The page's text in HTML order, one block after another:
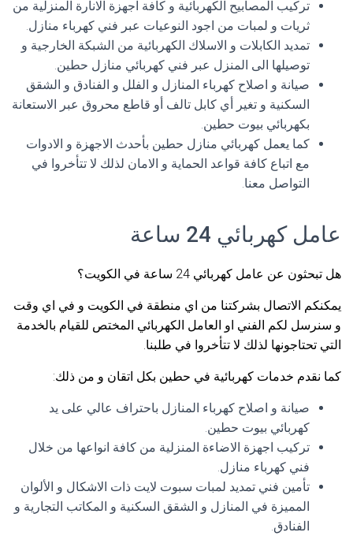
تركيب المصابيح الكهربائية و كافة اجهزة الانارة المنزلية من
ثريات و لمبات من اجود النوعيات عبر فني كهرباء منازل.
تمديد الكابلات و الاسلاك الكهربائية من الشبكة الخارجية و
توصيلها الى المنزل عبر فني كهربائي منازل حطين.
صيانة و اصلاح كهرباء المنازل و الفلل و الفنادق و الشقق
السكنية و تغير أي كابل تالف أو قاطع محروق عبر الاستعانة
بكهربائي بيوت حطين.
كما يعمل كهربائي منازل حطين بأحدث الاجهزة و الادوات
مع اتباع كافة قواعد الحماية و الامان لذلك لا تتأخروا في
التواصل معنا.
عامل كهربائي 24 ساعة
هل تبحثون عن عامل كهربائي 24 ساعة في الكويت؟
يمكنكم الاتصال بشركتنا من اي منطقة في الكويت و في اي وقت
و سنرسل لكم الفني او العامل الكهربائي المختص للقيام بالخدمة
التي تحتاجونها لذلك لا تتأخروا في طلبنا.
كما نقدم خدمات كهربائية في حطين بكل اتقان و من ذلك:
صيانة و اصلاح كهرباء المنازل باحتراف عالي على يد
كهربائي بيوت حطين.
تركيب اجهزة الاضاءة المنزلية من كافة انواعها من خلال
فني كهرباء منازل.
تأمين فني تمديد لمبات سبوت لايت ذات الاشكال و الألوان
المميزة في المنازل و الشقق السكنية و المكاتب التجارية و
الفنادق.